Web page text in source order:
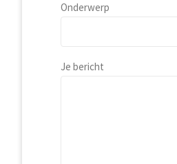
Onderwerp
Je bericht